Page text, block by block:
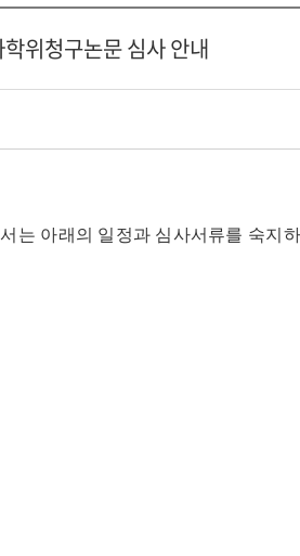
위청구논문 심사 안내
는 아래의 일정과 심사서류를 숙지